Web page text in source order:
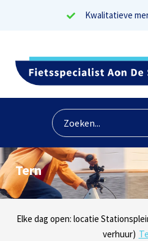
Kwalitatieve
Tern
Dinsdag t/m zaterdag geopen:
(e-bikes) en Maaseikersteenweg
Elke dag open: locatie
verhuur)
Onze missie? Tevreden